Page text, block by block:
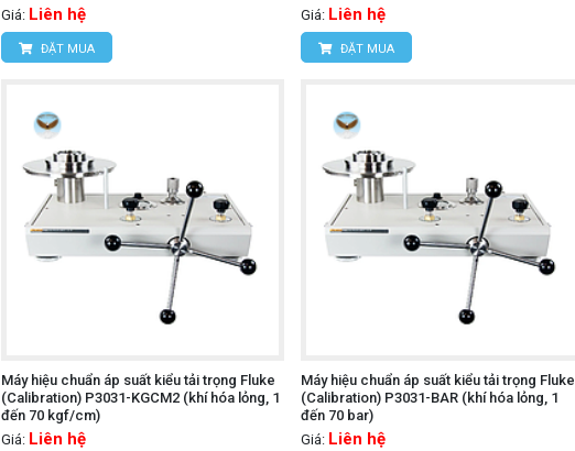
Giá: Liên hệ
ĐẶT MUA
Giá: Liên hệ
ĐẶT MUA
Máy hiệu chuẩn áp suất kiểu tải trọng Fluke
(Calibration) P3031-KGCM2 (khí hóa lỏng, 1
đến 70 kgf/cm)
Giá: Liên hệ
Máy hiệu chuẩn áp suất kiểu tải trọng Fluke
(Calibration) P3031-BAR (khí hóa lỏng, 1
đến 70 bar)
Giá: Liên hệ